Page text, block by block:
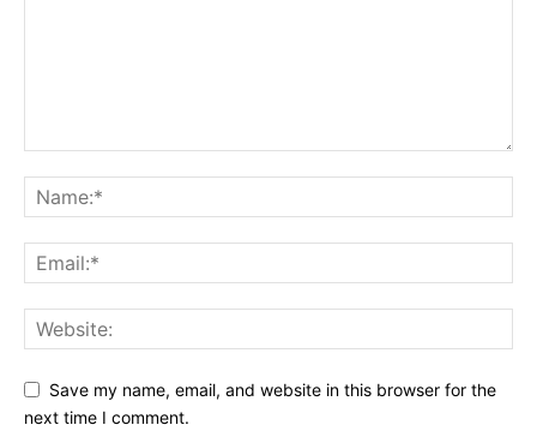
Save my name, email, and website in this browser for the
next time I comment.